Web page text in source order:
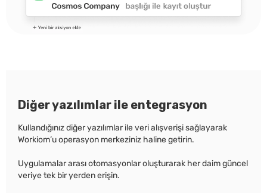
Diğer yazılımlar ile entegrasyon
Kullandığınız diğer yazılımlar ile veri alışverişi sağlayarak
Workiom’u operasyon merkeziniz haline getirin.
Uygulamalar arası otomasyonlar oluşturarak her daim güncel
veriye tek bir yerden erişin.